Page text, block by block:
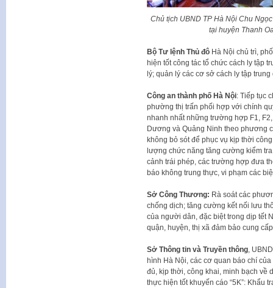
Chủ tịch UBND TP Hà Nội Chu
tại huyện Thanh
Bộ Tư lệnh Thủ đôHà Nội chủ trì,
hiện tốt công tác tổ chức cách ly tập
lý; quản lý các cơ sở cách ly tập
Công an thành phố Hà Nội: Tiếp tục
phường thị trấn phối hợp với chính
nhanh nhất những trường hợp F1,
Dương và Quảng Ninh theo phương
không bỏ sót để phục vụ kịp thời
lượng chức năng tăng cường kiểm
cảnh trái phép, các trường hợp đưa
báo không trung thực, vi phạm các
Sở Công Thương: Rà soát các
chống dịch; tăng cường kết nối lưu
của người dân, đặc biệt trong dịp tết
quận, huyện, thị xã đảm bảo cung
Sở Thông tin và Truyền thông,
hình Hà Nội, các cơ quan báo chí
đủ, kịp thời, công khai, minh bạch về
thực hiện tốt khuyến cáo “5K”: Khẩu